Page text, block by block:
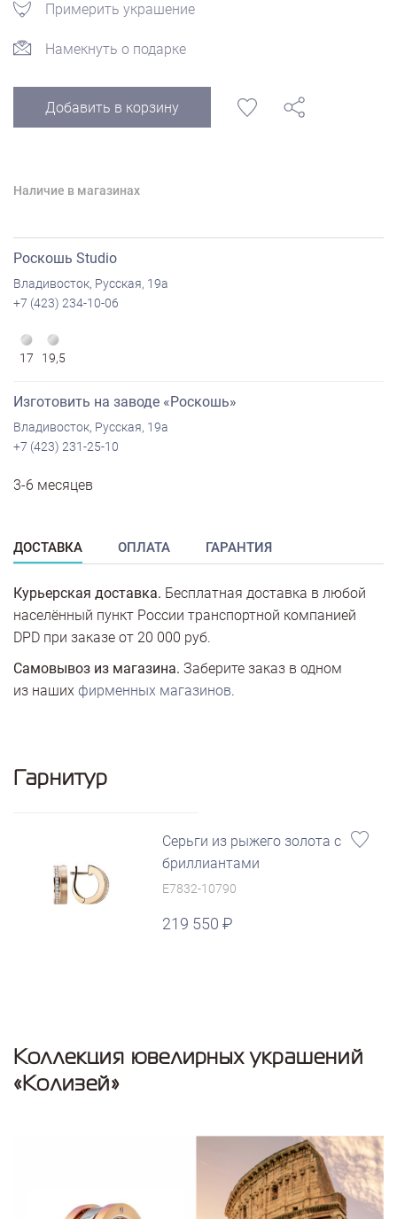
Примерить украшение
Намекнуть о подарке
Добавить в корзину
Наличие в магазинах
Роскошь Studio
Владивосток, Русская, 19а
+7 (423) 234-10-06
17 19,5
Изготовить на заводе «Роскошь»
Владивосток, Русская, 19а
+7 (423) 231-25-10
3-6 месяцев
ДОСТАВКА ОПЛАТА ГАРАНТИЯ
Курьерская доставка. Бесплатная доставка в любой
населённый пункт России транспортной компанией
DPD при заказе от 20 000 руб.
Самовывоз из магазина. Заберите заказ в одном
из наших фирменных магазинов.
Гарнитур
Серьги из рыжего золота с
бриллиантами
E7832-10790
219 550
Коллекция ювелирных украшений
«Колизей»